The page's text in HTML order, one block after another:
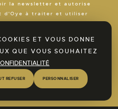
la newsletter et autorise
d'Oye à traiter et utiliser
m’informer de son
notre espace
ET VOUS DONNE
QUE VOUS SOUHAITEZ
REFUSER PERSONNALISER